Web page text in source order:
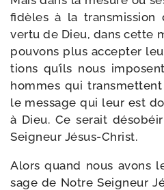
fidèles à la
ver­tu de Dieu, dans cette
pou­vons plus accep­ter
tions qu’ils nous
hommes qui
le mes­sage qui leur est
à Dieu. Ce serait
Seigneur Jésus-Christ.
Alors quand nous avons
sage de Notre Seigneur